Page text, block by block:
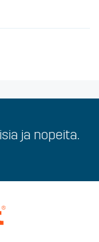
ja nopeita.
työelämän